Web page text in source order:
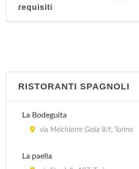
requisiti
RISTORANTI SPAGNOLI
La Bodeguita
via Melchiorre Gioia 8/f, Torino
La paella